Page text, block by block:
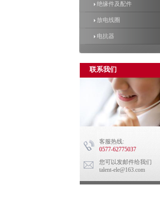
绝缘件及配件
放电线圈
电抗器
联系我们
客服热线:
0577-62775037
您可以发邮件给我们
talent-ele@163.com